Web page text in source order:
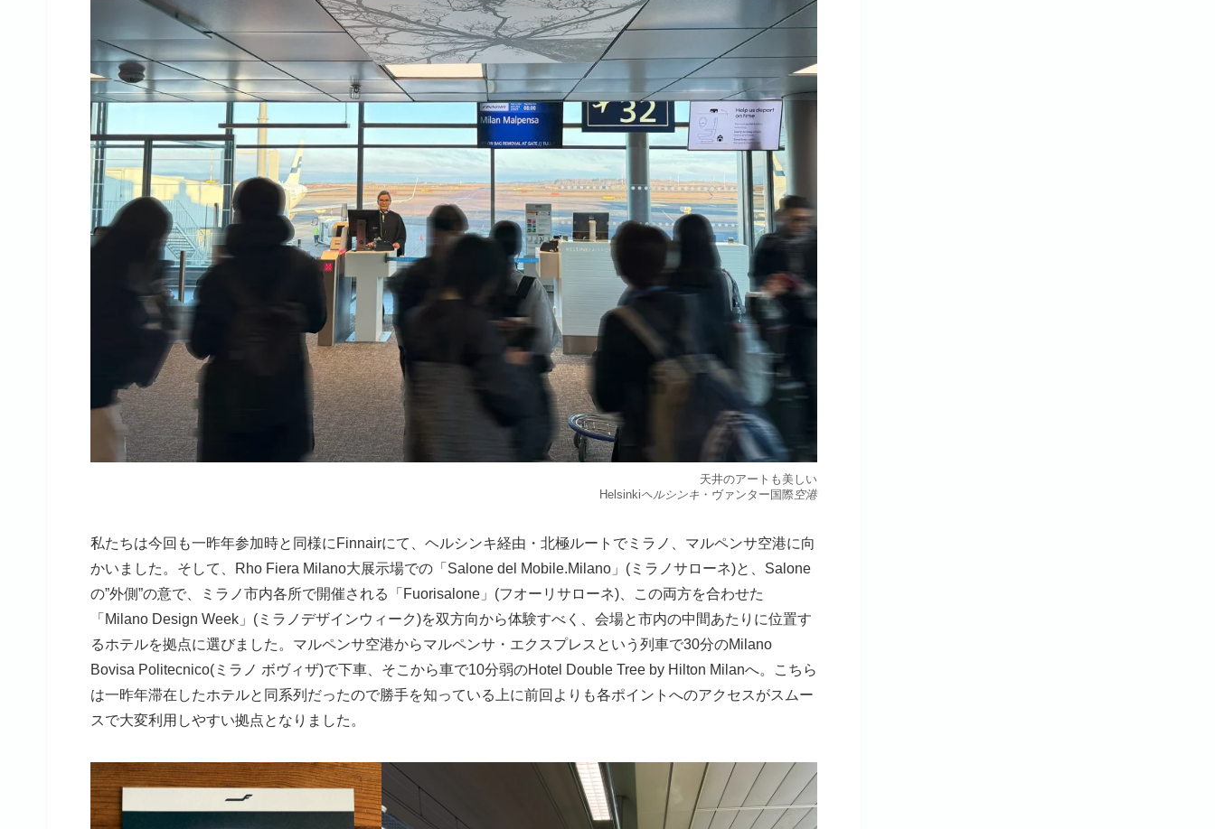
天井のアートも美しい
Helsinkiヘルシンキ ・ヴァンター国際空港
私たちは今回も一昨年参加時と同様にFinnairにて、ヘルシンキ経由・北極ルートでミラノ、マルペンサ空港に向
かいました。そして、Rho Fiera Milano大展示場での「Salone del Mobile.Milano」(ミラノサローネ)と、Salone
の”外側”の意で、ミラノ市内各所で開催される「Fuorisalone」(フオーリサローネ)、この両方を合わせた
「Milano Design Week」(ミラノデザインウィーク)を双方向から体験すべく、会場と市内の中間あたりに位置す
るホテルを拠点に選びました。マルペンサ空港からマルペンサ・エクスプレスという列車で30分のMilano
Bovisa Politecnico(ミラノ ボヴィザ)で下車、そこから車で10分弱のHotel Double Tree by Hilton Milanへ。こちら
は一昨年滞在したホテルと同系列だったので勝手を知っている上に前回よりも各ポイントへのアクセスがスムー
スで大変利用しやすい拠点となりました。